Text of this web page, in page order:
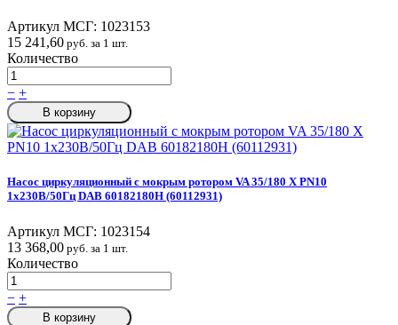
Артикул МСГ: 1023153
15 241,60 руб. за 1 шт.
Количество
− +
В корзину
Насос циркуляционный с мокрым ротором VA 35/180 X PN10
1х230В/50Гц DAB 60182180H (60112931)
Артикул МСГ: 1023154
13 368,00 руб. за 1 шт.
Количество
− +
В корзину